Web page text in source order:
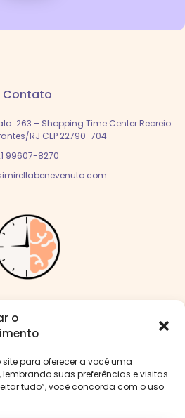
o
para oferecer a você uma
suas preferências e visitas
tudo”, você concorda com o uso
Contato
263 – Shopping Time Center Recreio
RJ CEP 22790-704
99607-8270
siga nas redes:
Menu